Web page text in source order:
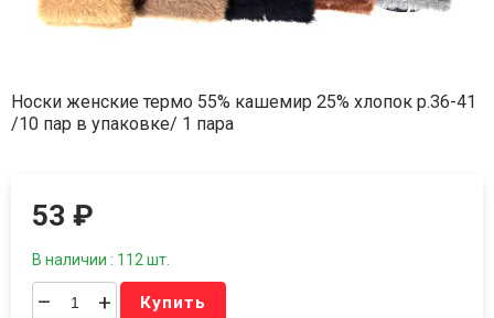
Носки женские термо 55% кашемир 25% хлопок р.36-41
/10 пар в упаковке/ 1 пара
53₽
В наличии : 112 шт.
– + Купить